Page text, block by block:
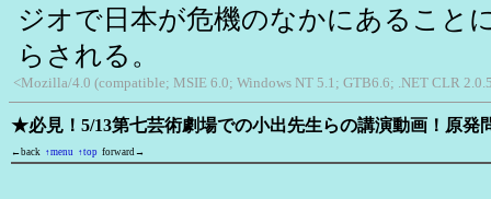
ジオで日本が危機のなかにあること
らされる。
<Mozilla/4.0 (compatible; MSIE 6.0; Windows NT 5.1; GTB6.6; .NET CLR
★必見！5/13第七芸術劇場での小出先生らの講演動画！原発
←back ↑menu ↑top forward→